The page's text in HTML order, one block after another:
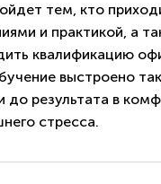
тем, кто
и практикой, а
квалификацию
выстроено
до результата в
стресса.